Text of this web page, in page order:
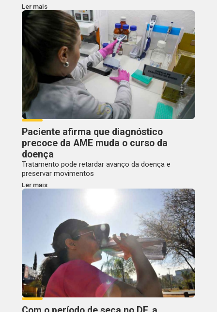
Ler mais
Paciente afirma que diagnóstico
precoce da AME muda o curso da
doença
Tratamento pode retardar avanço da doença e
preservar movimentos
Ler mais